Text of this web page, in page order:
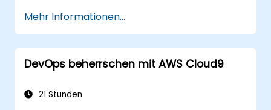
gestalten.
Integrationsprozesse verwalten,
Protokolle analysieren sowie Berichte
generieren.
bearbeiten.
Mehr Informationen...
DevOps beherrschen mit AWS Cloud9
21 Stunden